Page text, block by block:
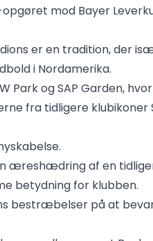
mod Bayer
er en tradition, der
i Nordamerika.
Park og SAP Garden,
fra tidligere klubikoner
æreshædring af en
betydning for klubben.
bestræbelser på at